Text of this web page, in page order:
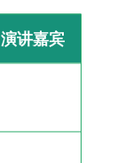
演讲嘉宾